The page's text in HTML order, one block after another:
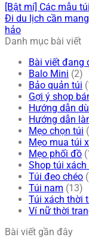
[Bật mí] Các mẫu
Đi du lịch cần
hảo
Danh mục bài viết
Bài viết đang
Balo Mini (2)
Bảo quản túi
Gợi ý shop
Hướng dẫn
Hướng dẫn
Mẹo chọn túi
Mẹo mua túi
Mẹo phối đồ
Shop túi xách
Túi đeo chéo
Túi nam (13)
Túi xách thời
Ví nữ thời
Bài viết gần đây